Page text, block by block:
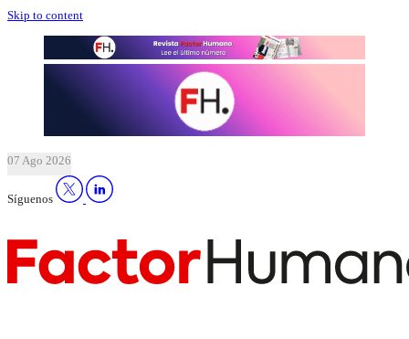
Skip to content
07 Ago 2026
Síguenos